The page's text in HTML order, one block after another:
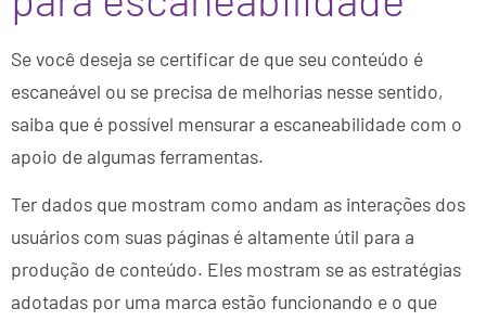
Se você deseja se certificar de que seu conteúdo é
escaneável ou se precisa de melhorias nesse sentido,
saiba que é possível mensurar a escaneabilidade com o
apoio de algumas ferramentas.
Ter dados que mostram como andam as interações dos
usuários com suas páginas é altamente útil para a
produção de conteúdo. Eles mostram se as estratégias
adotadas por uma marca estão funcionando e o que